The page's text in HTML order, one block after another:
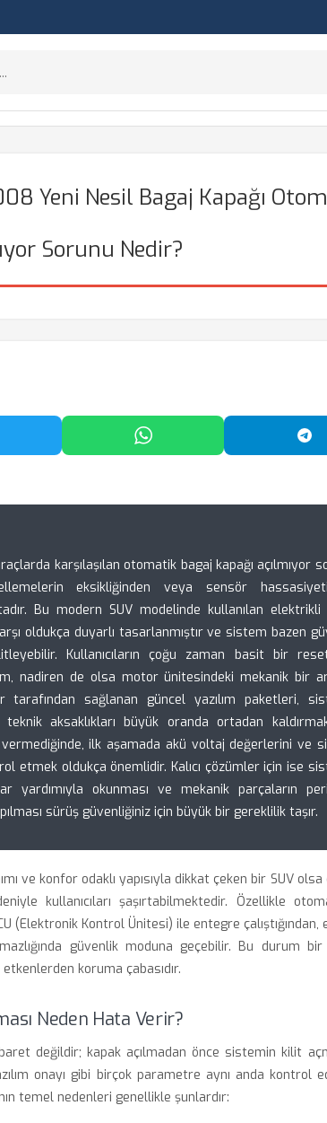
Yeni Nesil Bagaj Kapağı
Sorunu Nedir?
Paylaş WhatsApp'ta Paylaş
karşılaşılan otomatik bagaj kapağı açılmıyor
eksikliğinden veya sensör
Bu modern SUV modelinde kullanılan elektrikli
oldukça duyarlı tasarlanmıştır ve sistem bazen
Kullanıcıların çoğu zaman basit bir
nadiren de olsa motor ünitesindeki mekanik bir
sağlanan güncel yazılım paketleri,
teknik aksaklıkları büyük oranda ortadan
vermediğinde, ilk aşamada akü voltaj değerlerini ve
etmek oldukça önemlidir. Kalıcı çözümler için ise
yardımıyla okunması ve mekanik parçaların
sürüş güvenliğiniz için büyük bir gereklilik taşır.
ve konfor odaklı yapısıyla dikkat çeken bir SUV olsa
kullanıcıları şaşırtabilmektedir. Özellikle
(Elektronik Kontrol Ünitesi) ile entegre çalıştığından,
güvenlik moduna geçebilir. Bu durum bir
koruma çabasıdır.
Neden Hata Verir?
değildir; kapak açılmadan önce sistemin kilit
onayı gibi birçok parametre aynı anda kontrol
temel nedenleri genellikle şunlardır: